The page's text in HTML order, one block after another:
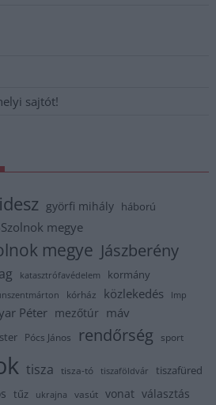
sajtót!
györfi mihály háború
megye
megye Jászberény
katasztrófavédelem kormány
kórház közlekedés lmp
Péter mezőtúr máv
Pócs János rendőrség sport
tisza tisza-tó tiszaföldvár tiszafüred
tűz ukrajna vasút vonat választás